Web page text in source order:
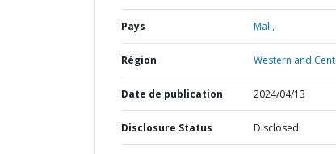
Pays Mali,
Région Western and
Date de publication 2024/04/13
Disclosure Status Disclosed